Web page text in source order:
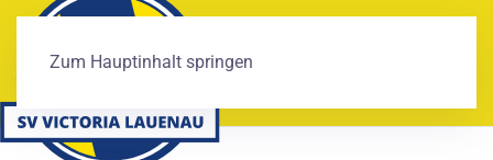
Zum Hauptinhalt springen